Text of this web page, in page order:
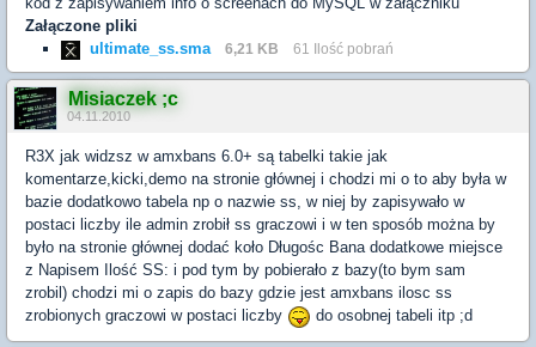
Załączone pliki
ultimate_ss.sma
6,21 KB 61 Ilość pobrań
Misiaczek ;c
04.11.2010
R3X jak widzsz w amxbans 6.0+ są tabelki takie jak
komentarze,kicki,demo na stronie głównej i chodzi mi o to aby była w
bazie dodatkowo tabela np o nazwie ss, w niej by zapisywało w
postaci liczby ile admin zrobił ss graczowi i w ten sposób można by
było na stronie głównej dodać koło Długośc Bana dodatkowe miejsce
z Napisem Ilość SS: i pod tym by pobierało z bazy(to bym sam
zrobil) chodzi mi o zapis do bazy gdzie jest amxbans ilosc ss
zrobionych graczowi w postaci liczby
do osobnej tabeli itp ;d